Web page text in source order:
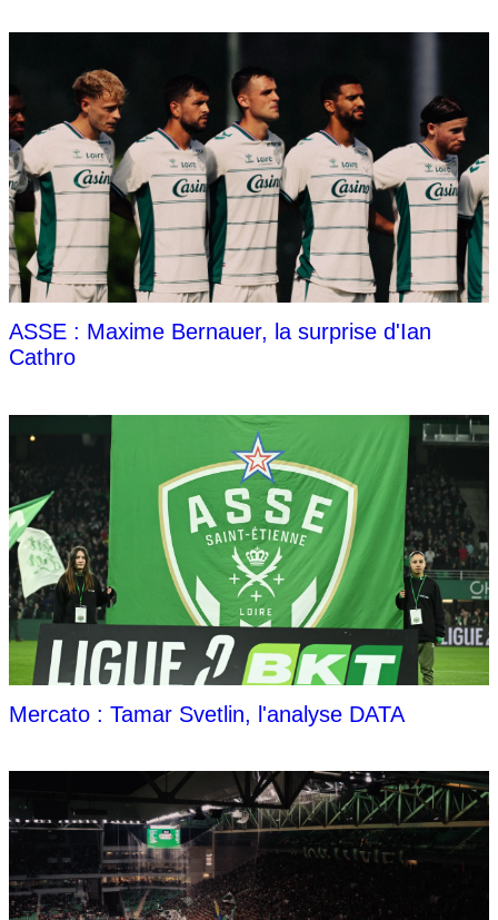
ASSE : Maxime Bernauer, la surprise d'Ian
Cathro
Mercato : Tamar Svetlin, l'analyse DATA